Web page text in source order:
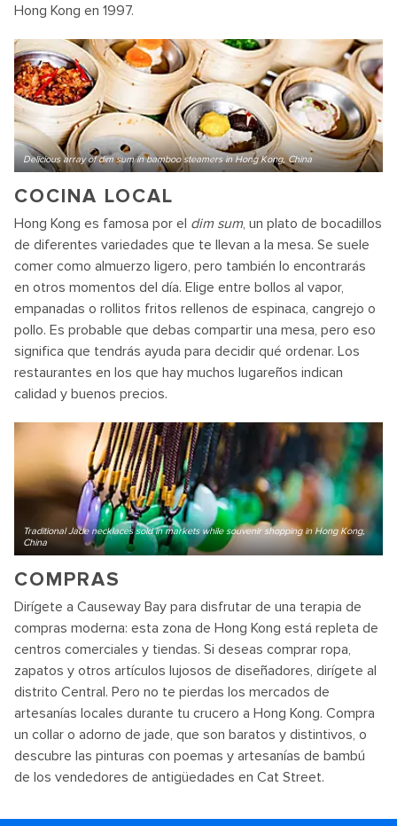
Hong Kong en 1997.
Delicious array of dim sum in bamboo steamers in Hong Kong, China
COCINA LOCAL
Hong Kong es famosa por el dim sum, un plato de bocadillos
de diferentes variedades que te llevan a la mesa. Se suele
comer como almuerzo ligero, pero también lo encontrarás
en otros momentos del día. Elige entre bollos al vapor,
empanadas o rollitos fritos rellenos de espinaca, cangrejo o
pollo. Es probable que debas compartir una mesa, pero eso
significa que tendrás ayuda para decidir qué ordenar. Los
restaurantes en los que hay muchos lugareños indican
calidad y buenos precios.
Traditional Jade necklaces sold in markets while souvenir shopping in Hong Kong,
China
COMPRAS
Dirígete a Causeway Bay para disfrutar de una terapia de
compras moderna: esta zona de Hong Kong está repleta de
centros comerciales y tiendas. Si deseas comprar ropa,
zapatos y otros artículos lujosos de diseñadores, dirígete al
distrito Central. Pero no te pierdas los mercados de
artesanías locales durante tu crucero a Hong Kong. Compra
un collar o adorno de jade, que son baratos y distintivos, o
descubre las pinturas con poemas y artesanías de bambú
de los vendedores de antigüedades en Cat Street.